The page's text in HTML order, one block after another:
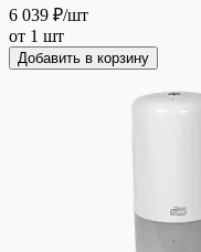
6 039 ₽/шт
от 1 шт
Добавить в корзину